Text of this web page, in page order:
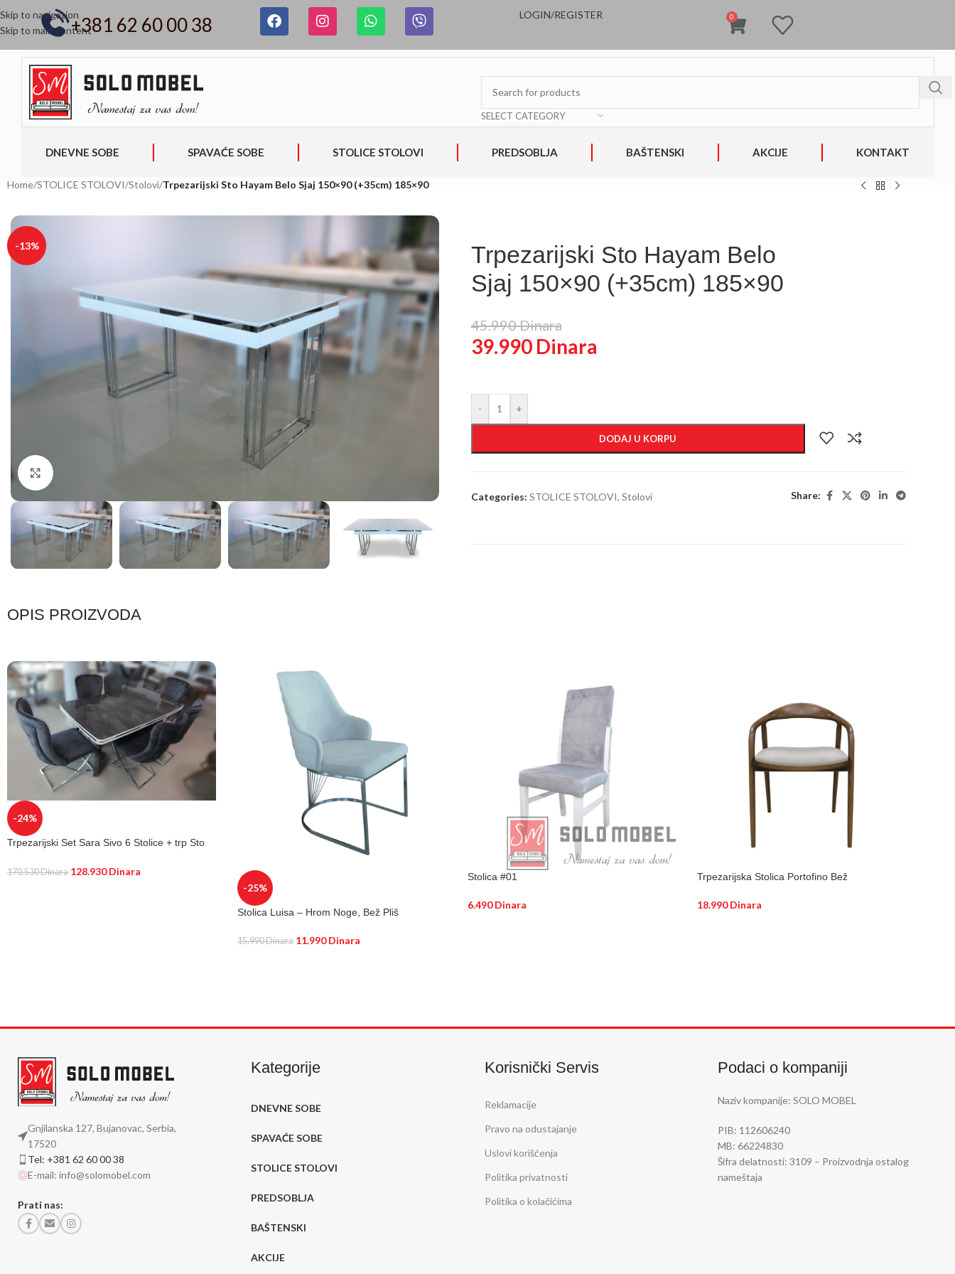
Skip to navigation
Skip to main content+381 62 60 00 38 LOGIN/REGISTER 0
SELECT CATEGORY
DNEVNE SOBE SPAVAĆE SOBE STOLICE STOLOVI PREDSOBLJA BAŠTENSKI AKCIJE KONTAKT
Home/STOLICE STOLOVI/Stolovi/Trpezarijski Sto Hayam Belo Sjaj 150×90 (+35cm) 185×90
-13%
Trpezarijski Sto Hayam Belo
Sjaj 150×90 (+35cm) 185×90
45.990Dinara
39.990 Dinara
- +
DODAJ U KORPU
Categories: STOLICE STOLOVI, Stolovi Share:
OPIS PROIZVODA
-24%
Trpezarijski Set Sara Sivo 6 Stolice + trp Sto
170.530Dinara 128.930Dinara
-25%
Stolica Luisa – Hrom Noge, Bež Pliš
15.990Dinara 11.990Dinara
Stolica #01
6.490Dinara
Trpezarijska Stolica Portofino Bež
18.990Dinara
Gnjilanska 127, Bujanovac, Serbia,
17520
Tel: +381 62 60 00 38
E-mail: info@solomobel.com
Prati nas:
Kategorije
DNEVNE SOBE
SPAVAĆE SOBE
STOLICE STOLOVI
PREDSOBLJA
BAŠTENSKI
AKCIJE
Korisnički Servis
Reklamacije
Pravo na odustajanje
Uslovi korišćenja
Politika privatnosti
Politika o kolačićima
Podaci o kompaniji
Naziv kompanije: SOLO MOBEL
PIB: 112606240
MB: 66224830
Šifra delatnosti:3109 – Proizvodnja ostalog
nameštaja